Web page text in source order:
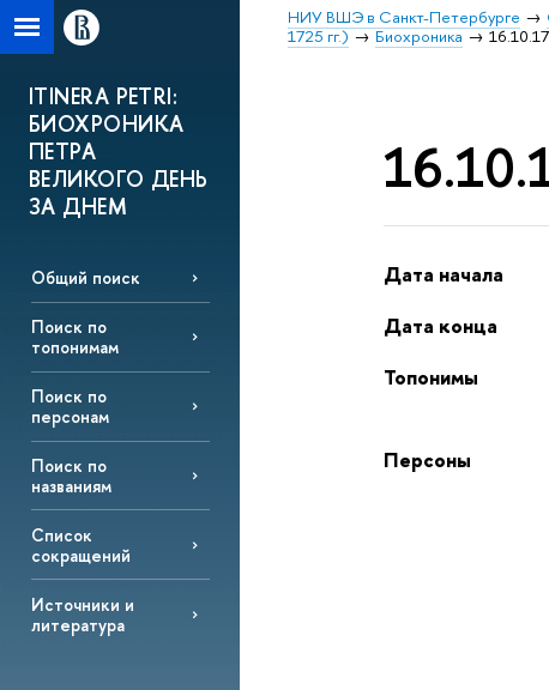
НИУ ВШЭ в Санкт-Петербурге
1725 гг.)
Биохроника
ITINERA PETRI:
БИОХРОНИКА
ПЕТРА
ВЕЛИКОГО ДЕНЬ
ЗА ДНЕМ
Общий поиск
Поиск по
топонимам
Поиск по
персонам
Поиск по
названиям
Список
сокращений
Источники и
литература
Дата начала
Дата конца
Топонимы
Персоны